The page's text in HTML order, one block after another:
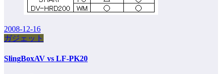
2008-12-16
ガジェット
SlingBoxAV vs LF-PK20